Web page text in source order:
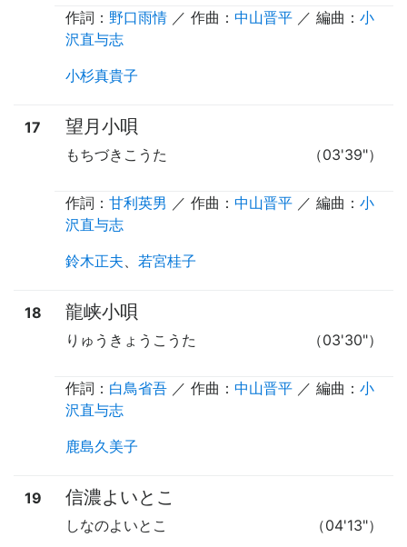
作詞： 野口雨情 ／ 作曲： 中山晋平 ／ 編曲： 小
沢直与志
小杉真貴子
17 望月小唄
（03'39"）
もちづきこうた
作詞： 甘利英男 ／ 作曲： 中山晋平 ／ 編曲： 小
沢直与志
鈴木正夫
若宮桂子
18 龍峡小唄
（03'30"）
りゅうきょうこうた
作詞： 白鳥省吾 ／ 作曲： 中山晋平 ／ 編曲： 小
沢直与志
鹿島久美子
19 信濃よいとこ
（04'13"）
しなのよいとこ